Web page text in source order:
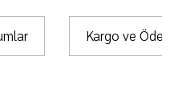
Kargo ve